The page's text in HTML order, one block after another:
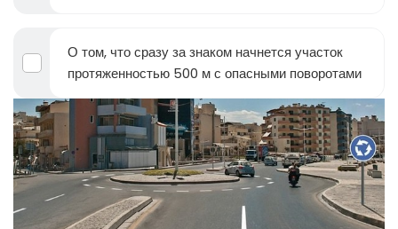
О том, что сразу за знаком начнется участок
протяженностью 500 м с опасными поворотами